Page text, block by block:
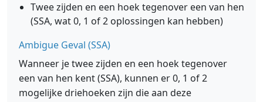
Twee zijden en een hoek tegenover een van hen
(SSA, wat 0, 1 of 2 oplossingen kan hebben)
Ambigue Geval (SSA)
Wanneer je twee zijden en een hoek tegenover
een van hen kent (SSA), kunnen er 0, 1 of 2
mogelijke driehoeken zijn die aan deze